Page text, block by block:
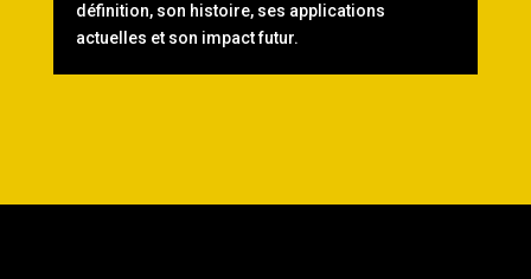
définition, son histoire, ses applications
actuelles et son impact futur.